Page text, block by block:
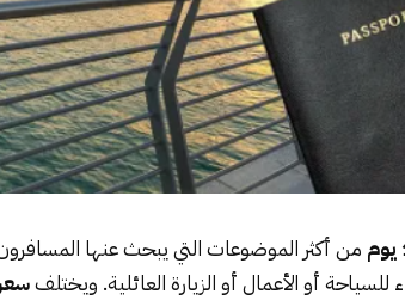
من أكثر الموضوعات التي يبحث عنها المسافرون
للسياحة أو الأعمال أو الزيارة العائلية. ويختلفسعر